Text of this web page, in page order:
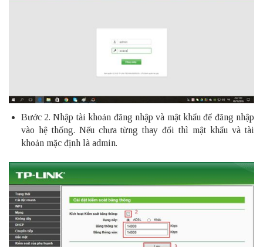
Bước 2. Nhập tài khoản đăng nhập và mật khẩu để đăng nhập
vào hệ thống. Nếu chưa từng thay đổi thì mật khẩu và tài
khoản mặc định là admin.